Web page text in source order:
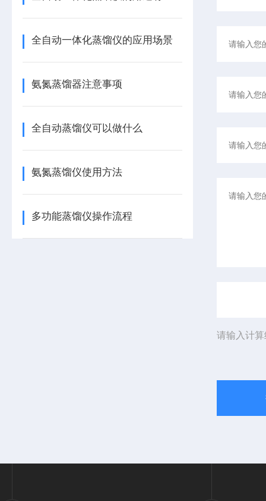
全自动一体化蒸馏仪的应用场景
氨氮蒸馏器注意事项
全自动蒸馏仪可以做什么
氨氮蒸馏仪使用方法
多功能蒸馏仪操作流程
请输入计